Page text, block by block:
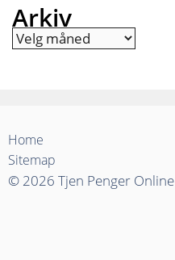
Arkiv
Arkiv
Home
Sitemap
© 2026 Tjen Penger Online